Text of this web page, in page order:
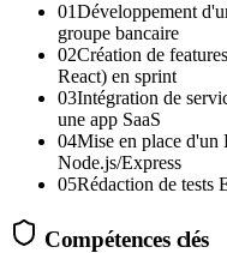
01Développement
groupe bancaire
02Création de
React) en sprint
03Intégration de
une app SaaS
04Mise en place d'un
Node.js/Express
05Rédaction de tests
Compétences clés